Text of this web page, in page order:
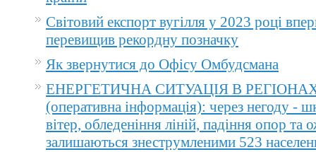
Світовий експорт вугілля у 2023 році
перевищив рекордну позначку
Як звернутися до Офісу Омбудсмана
ЕНЕРГЕТИЧНА СИТУАЦІЯ В
(оперативна інформація): через негоду -
вітер, обледеніння ліній, падіння опор та
залишаються знеструмленими 523